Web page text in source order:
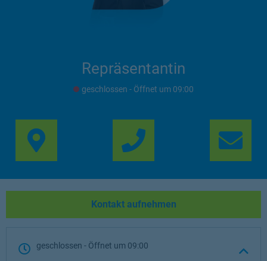
Repräsentantin
geschlossen - Öffnet um 09:00
Link Opens in New
Kontakt aufnehmen
geschlossen - Öffnet um 09:00